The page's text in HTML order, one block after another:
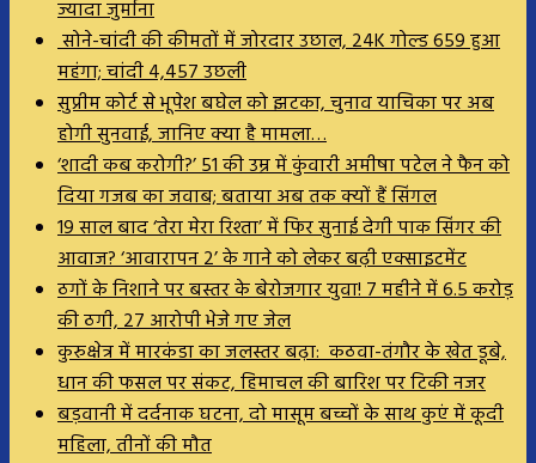
ज्यादा जुर्माना
सोने-चांदी की कीमतों में जोरदार उछाल, 24K गोल्ड ₹659 हुआ
महंगा; चांदी ₹4,457 उछली
सुप्रीम कोर्ट से भूपेश बघेल को झटका, चुनाव याचिका पर अब
होगी सुनवाई, जानिए क्या है मामला…
‘शादी कब करोगी?’ 51 की उम्र में कुंवारी अमीषा पटेल ने फैन को
दिया गजब का जवाब; बताया अब तक क्यों हैं सिंगल
19 साल बाद ‘तेरा मेरा रिश्ता’ में फिर सुनाई देगी पाक सिंगर की
आवाज? ‘आवारापन 2’ के गाने को लेकर बढ़ी एक्साइटमेंट
ठगों के निशाने पर बस्तर के बेरोजगार युवा! 7 महीने में 6.5 करोड़
की ठगी, 27 आरोपी भेजे गए जेल
कुरुक्षेत्र में मारकंडा का जलस्तर बढ़ा: कठवा-तंगौर के खेत डूबे,
धान की फसल पर संकट, हिमाचल की बारिश पर टिकी नजर
बड़वानी में दर्दनाक घटना, दो मासूम बच्चों के साथ कुएं में कूदी
महिला, तीनों की मौत